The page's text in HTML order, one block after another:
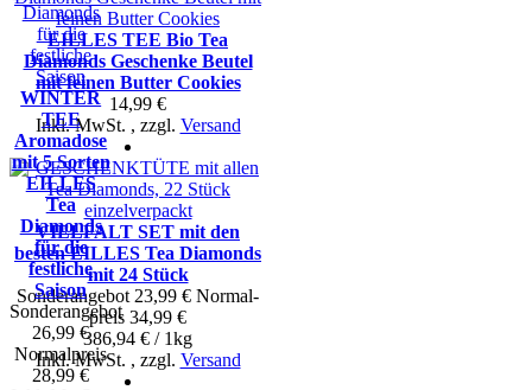
EILLES TEE Bio Tea
Diamonds Geschenke Beutel
mit feinen Butter Cookies
14,99 €
Inkl. MwSt. , zzgl. Versand
VIELFALT SET mit den
besten EILLES Tea Diamonds
mit 24 Stück
Sonderangebot 23,99 € Normal­
preis 34,99 €
386,94 € / 1kg
Inkl. MwSt. , zzgl. Versand
WINTER
TEE
Aromadose
mit 5 Sorten
EILLES
Tea
Diamonds
für die
festliche
Saison
Sonderangebot
26,99 €
Normal­preis
28,99 €